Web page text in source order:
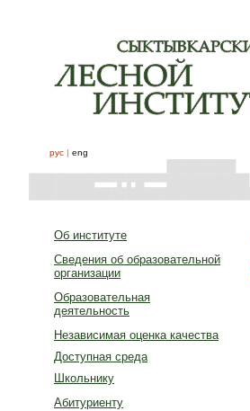
рус | eng
Об институте
Сведения об образовательной
организации
Образовательная
деятельность
Независимая оценка качества
Доступная среда
Школьнику
Абитуриенту